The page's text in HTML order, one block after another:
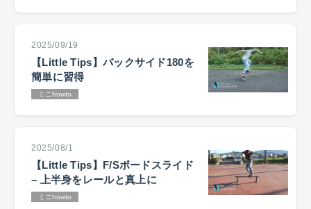
2025/09/19
【Little Tips】バックサイド180を
簡単に習得
ミニhowto
2025/08/1
【Little Tips】F/Sボードスライド
– 上半身をレールと真上に
ミニhowto